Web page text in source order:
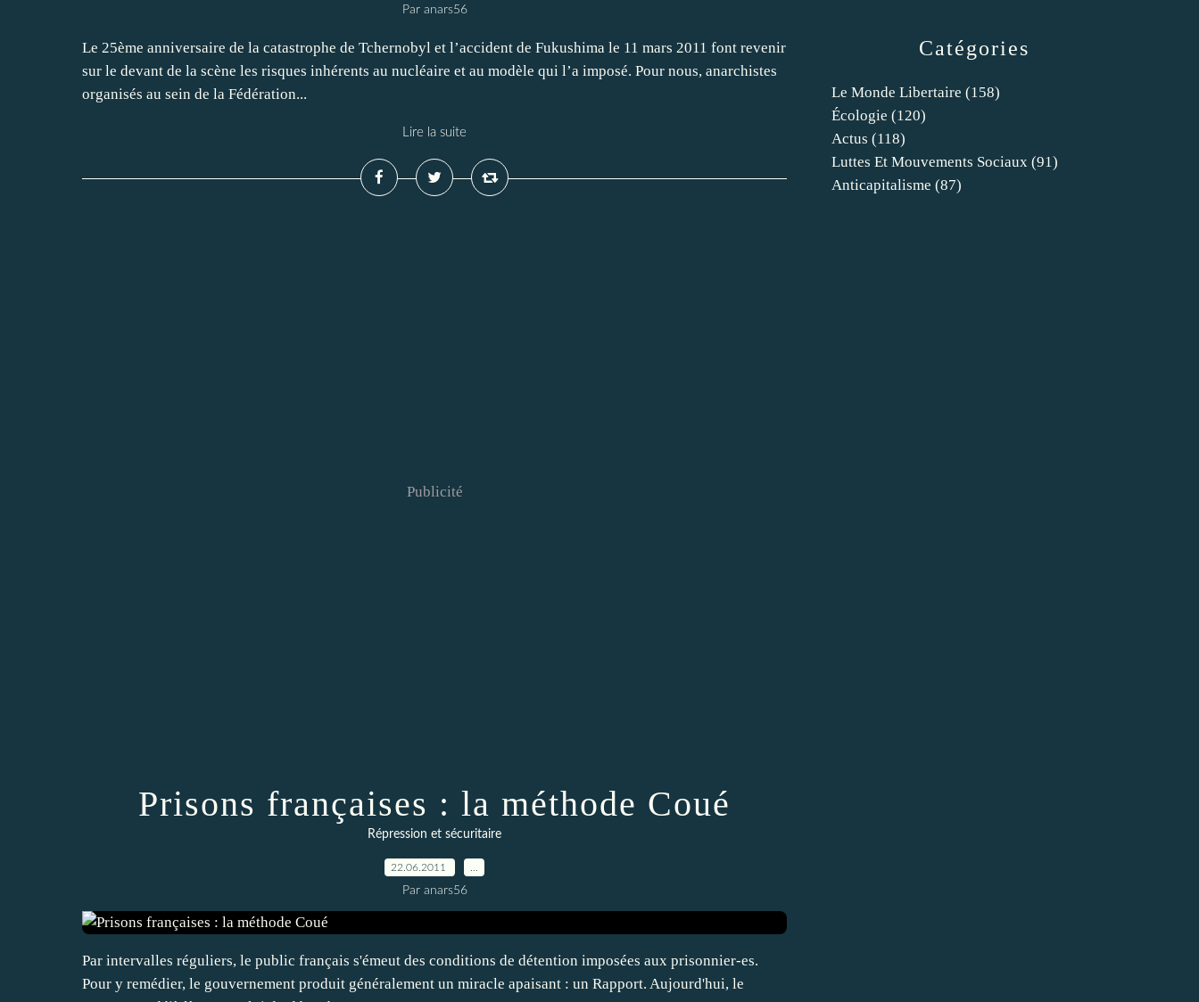
Par anars56
Le 25ème anniversaire de la catastrophe de Tchernobyl et l’accident de Fukushima le 11 mars 2011 font revenir
sur le devant de la scène les risques inhérents au nucléaire et au modèle qui l’a imposé. Pour nous, anarchistes
organisés au sein de la Fédération...
Lire la suite
Publicité
Prisons françaises : la méthode Coué
Répression et sécuritaire
22.06.2011
Par anars56
Par intervalles réguliers, le public français s'émeut des conditions de détention imposées aux prisonnier-es.
Pour y remédier, le gouvernement produit généralement un miracle apaisant : un Rapport. Aujourd'hui, le
Catégories
Le Monde Libertaire (158)
Écologie (120)
Actus (118)
Luttes Et Mouvements Sociaux (91)
Anticapitalisme (87)